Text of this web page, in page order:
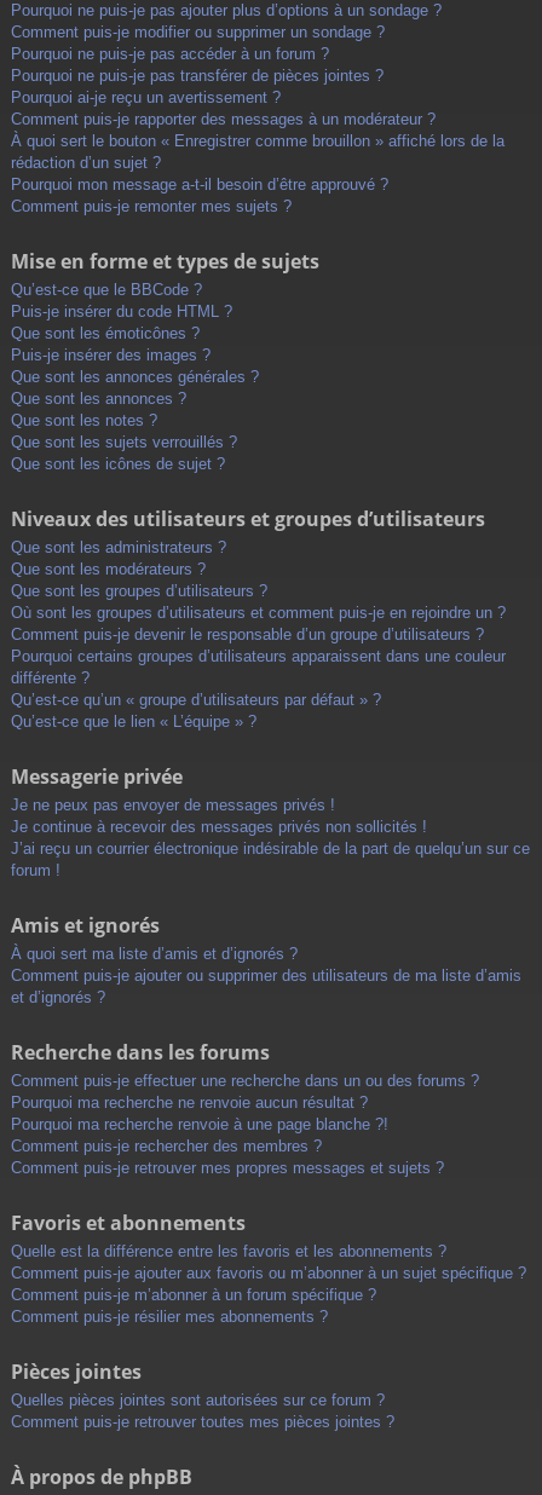
Pourquoi ne puis-je pas ajouter plus d’options à un sondage ?
Comment puis-je modifier ou supprimer un sondage ?
Pourquoi ne puis-je pas accéder à un forum ?
Pourquoi ne puis-je pas transférer de pièces jointes ?
Pourquoi ai-je reçu un avertissement ?
Comment puis-je rapporter des messages à un modérateur ?
À quoi sert le bouton « Enregistrer comme brouillon » affiché lors de la
rédaction d’un sujet ?
Pourquoi mon message a-t-il besoin d’être approuvé ?
Comment puis-je remonter mes sujets ?
Mise en forme et types de sujets
Qu’est-ce que le BBCode ?
Puis-je insérer du code HTML ?
Que sont les émoticônes ?
Puis-je insérer des images ?
Que sont les annonces générales ?
Que sont les annonces ?
Que sont les notes ?
Que sont les sujets verrouillés ?
Que sont les icônes de sujet ?
Niveaux des utilisateurs et groupes d’utilisateurs
Que sont les administrateurs ?
Que sont les modérateurs ?
Que sont les groupes d’utilisateurs ?
Où sont les groupes d’utilisateurs et comment puis-je en rejoindre un ?
Comment puis-je devenir le responsable d’un groupe d’utilisateurs ?
Pourquoi certains groupes d’utilisateurs apparaissent dans une couleur
différente ?
Qu’est-ce qu’un « groupe d’utilisateurs par défaut » ?
Qu’est-ce que le lien « L’équipe » ?
Messagerie privée
Je ne peux pas envoyer de messages privés !
Je continue à recevoir des messages privés non sollicités !
J’ai reçu un courrier électronique indésirable de la part de quelqu’un sur ce
forum !
Amis et ignorés
À quoi sert ma liste d’amis et d’ignorés ?
Comment puis-je ajouter ou supprimer des utilisateurs de ma liste d’amis
et d’ignorés ?
Recherche dans les forums
Comment puis-je effectuer une recherche dans un ou des forums ?
Pourquoi ma recherche ne renvoie aucun résultat ?
Pourquoi ma recherche renvoie à une page blanche ?!
Comment puis-je rechercher des membres ?
Comment puis-je retrouver mes propres messages et sujets ?
Favoris et abonnements
Quelle est la différence entre les favoris et les abonnements ?
Comment puis-je ajouter aux favoris ou m’abonner à un sujet spécifique ?
Comment puis-je m’abonner à un forum spécifique ?
Comment puis-je résilier mes abonnements ?
Pièces jointes
Quelles pièces jointes sont autorisées sur ce forum ?
Comment puis-je retrouver toutes mes pièces jointes ?
À propos de phpBB